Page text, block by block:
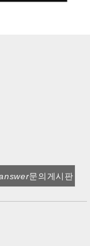
문의게시판